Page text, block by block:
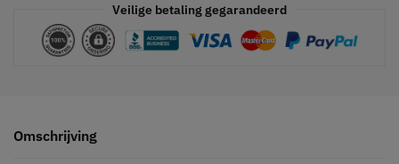
Veilige betaling gegarandeerd
Omschrijving